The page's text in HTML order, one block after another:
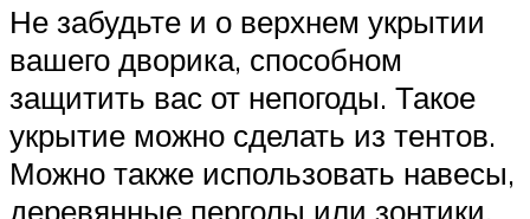
Не забудьте и о верхнем укрытии
вашего дворика, способном
защитить вас от непогоды. Такое
укрытие можно сделать из тентов.
Можно также использовать навесы,
деревянные перголы или зонтики.